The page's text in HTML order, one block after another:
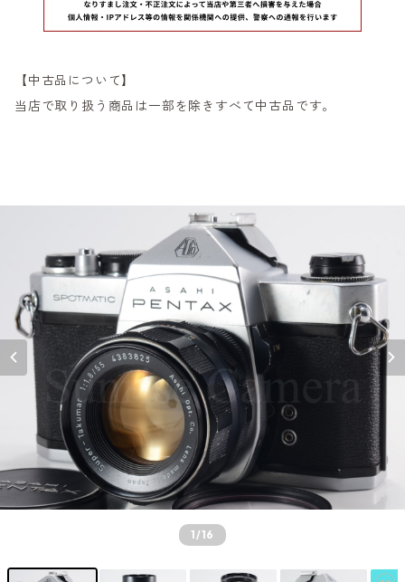
【中古品について】
当店で取り扱う商品は一部を除きすべて中古品です。
1/16